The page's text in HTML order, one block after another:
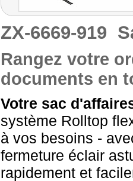
ZX-6669-919
Rangez votre
documents en
Votre sac
système Rolltop
à vos besoins -
fermeture éclair
rapidement et